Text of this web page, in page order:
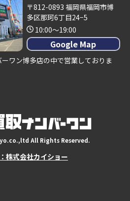
〒812-0893 福岡県福岡市博
多区那珂6丁目24−5
10:00～19:00
Google Map
ワン博多店の中で営業しておりま
All Rights Reserved.
株式会社カイショー